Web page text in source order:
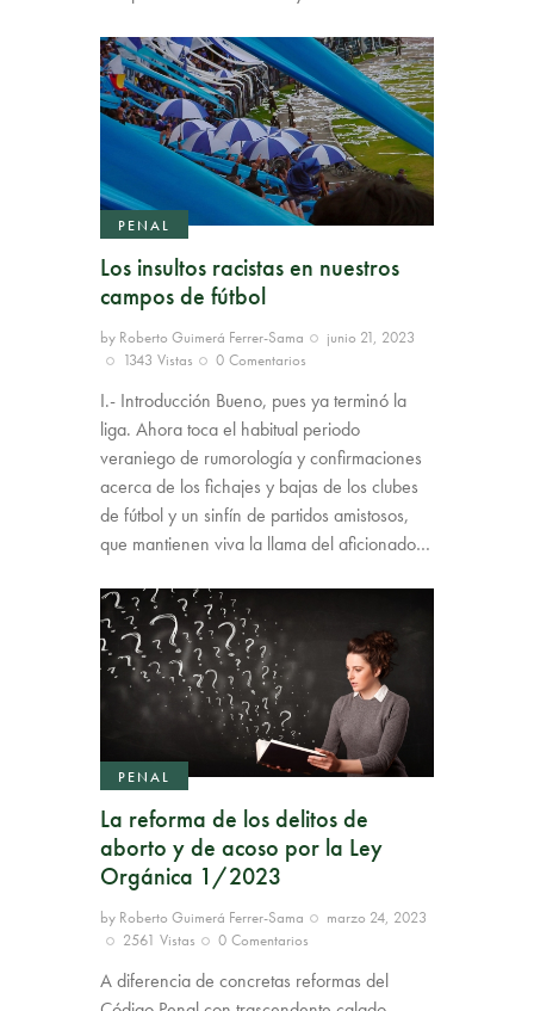
PENAL
Los insultos racistas en nuestros
campos de fútbol
by Roberto Guimerá Ferrer-Sama
junio 21, 2023
1343 Vistas 0 Comentarios
I.- Introducción Bueno, pues ya terminó la
liga. Ahora toca el habitual periodo
veraniego de rumorología y confirmaciones
acerca de los fichajes y bajas de los clubes
de fútbol y un sinfín de partidos amistosos,
que mantienen viva la llama del aficionado…
PENAL
La reforma de los delitos de
aborto y de acoso por la Ley
Orgánica 1/2023
by Roberto Guimerá Ferrer-Sama
marzo 24, 2023
2561 Vistas 0 Comentarios
A diferencia de concretas reformas del